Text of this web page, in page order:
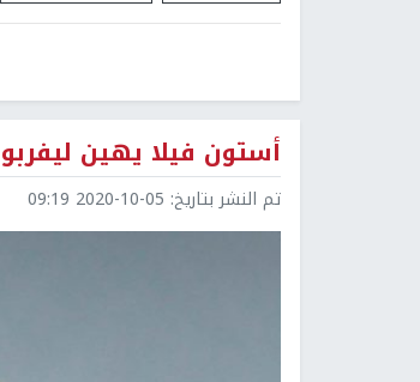
أستون فيلا يهين
تم النشر بتاريخ: 2020-10-05 09:19